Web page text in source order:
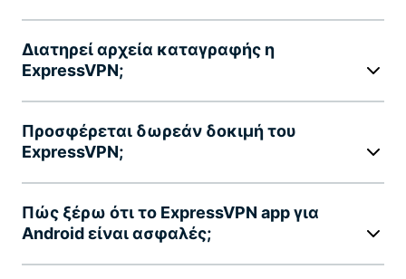
Διατηρεί αρχεία καταγραφής η
ExpressVPN;
Προσφέρεται δωρεάν δοκιμή του
ExpressVPN;
Πώς ξέρω ότι το ExpressVPN app για
Android είναι ασφαλές;